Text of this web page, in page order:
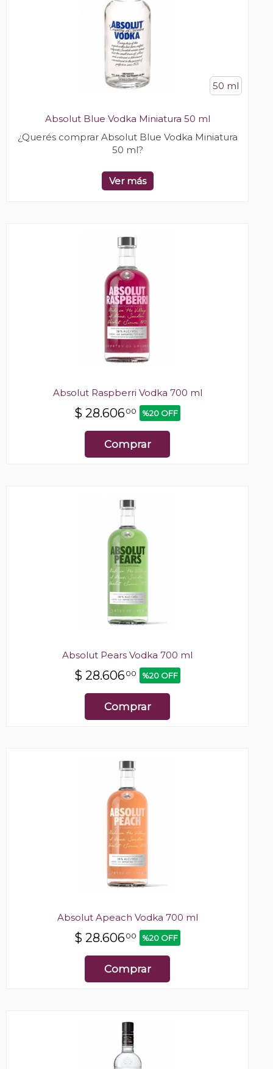
50 ml
Absolut Blue Vodka Miniatura 50 ml
¿Querés comprar Absolut Blue Vodka Miniatura
50 ml?
Ver más
Absolut Raspberri Vodka 700 ml
$ 28.60600 %20 OFF
Comprar
Absolut Pears Vodka 700 ml
$ 28.60600 %20 OFF
Comprar
Absolut Apeach Vodka 700 ml
$ 28.60600 %20 OFF
Comprar